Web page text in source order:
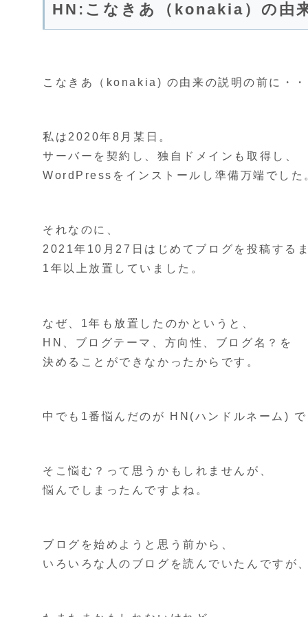
HN:こなきあ（konakia）の由
こなきあ（konakia) の由来の説明の前に・・
私は2020年8月某日。
サーバーを契約し、独自ドメインも取得し、
WordPressをインストールし準備万端でした
それなのに、
2021年10月27日はじめてブログを投稿するま
1年以上放置していました。
なぜ、1年も放置したのかというと、
HN、ブログテーマ、方向性、ブログ名？を
決めることができなかったからです。
中でも1番悩んだのが HN(ハンドルネーム) で
そこ悩む？って思うかもしれませんが、
悩んでしまったんですよね。
ブログを始めようと思う前から、
いろいろな人のブログを読んでいたんですが、